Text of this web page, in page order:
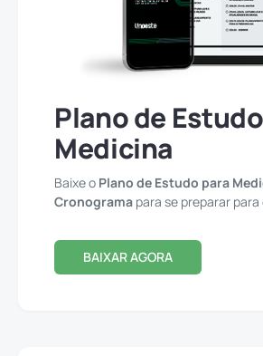
Plano de
Medicina
Baixe o Plano de Estudo para
Cronograma para se preparar
BAIXAR AGORA